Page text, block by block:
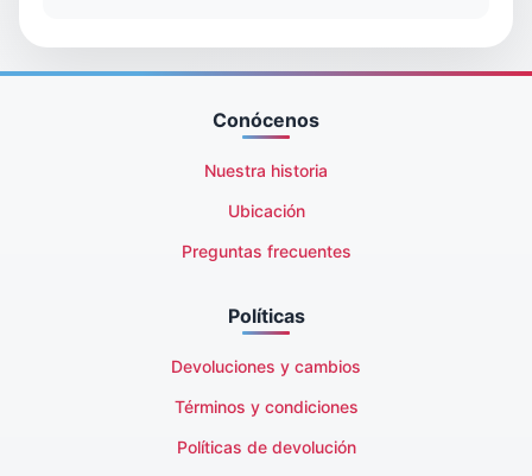
Conócenos
Nuestra historia
Ubicación
Preguntas frecuentes
Políticas
Devoluciones y cambios
Términos y condiciones
Políticas de devolución